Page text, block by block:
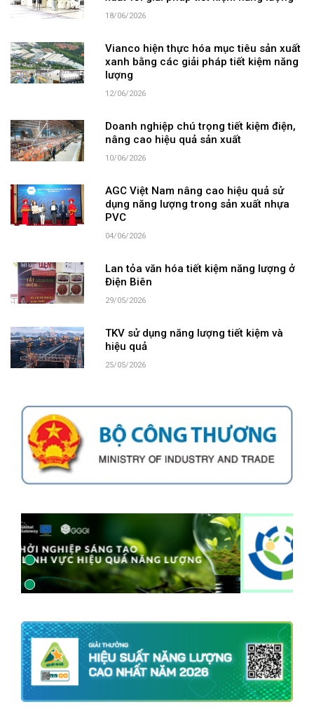
18/06/2026
Vianco hiện thực hóa mục tiêu sản xuất
xanh bằng các giải pháp tiết kiệm năng
lượng
12/06/2026
Doanh nghiệp chú trọng tiết kiệm điện,
nâng cao hiệu quả sản xuất
10/06/2026
AGC Việt Nam nâng cao hiệu quả sử
dụng năng lượng trong sản xuất nhựa
PVC
04/06/2026
Lan tỏa văn hóa tiết kiệm năng lượng ở
Điện Biên
29/05/2026
TKV sử dụng năng lượng tiết kiệm và
hiệu quả
25/05/2026